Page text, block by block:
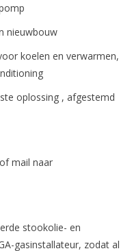
nieuwbouw
koelen en verwarmen,
oplossing , afgestemd
mail naar
stookolie- en
gasinstallateur, zodat al